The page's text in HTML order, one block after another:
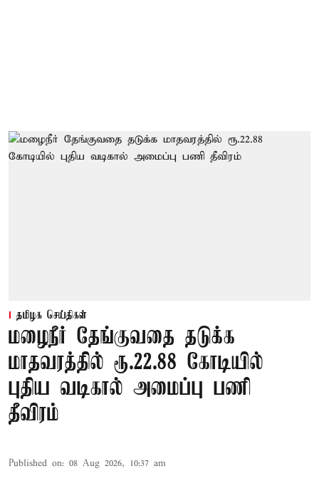
தமிழக செய்திகள்
மழைநீர் தேங்குவதை தடுக்க
மாதவரத்தில் ரூ.22.88 கோடியில்
புதிய வடிகால் அமைப்பு பணி
தீவிரம்
Published on: 08 Aug 2026, 10:37 am